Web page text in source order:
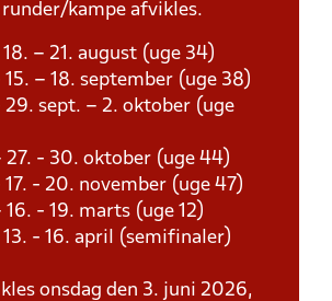
kampe afvikles.
18. – 21. august (uge 34)
15. – 18. september (uge 38)
29. sept. – 2. oktober (uge
27. - 30. oktober (uge 44)
17. - 20. november (uge 47)
16. - 19. marts (uge 12)
13. - 16. april (semifinaler)
onsdag den 3. juni 2026,